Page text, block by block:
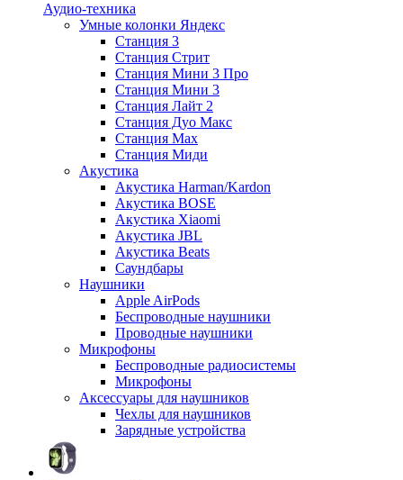
Аудио-техника
Умные колонки Яндекс
Станция 3
Станция Стрит
Станция Мини 3 Про
Станция Мини 3
Станция Лайт 2
Станция Дуо Макс
Станция Max
Станция Миди
Акустика
Акустика Harman/Kardon
Акустика BOSE
Акустика Xiaomi
Акустика JBL
Акустика Beats
Саундбары
Наушники
Apple AirPods
Беспроводные наушники
Проводные наушники
Микрофоны
Беспроводные радиосистемы
Микрофоны
Аксессуары для наушников
Чехлы для наушников
Зарядные устройства